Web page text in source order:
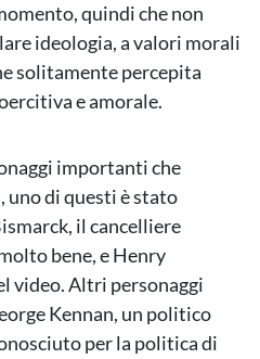
quindi che non
ideologia, a valori morali
solitamente percepita
e amorale.
importanti che
uno di questi è stato
il cancelliere
bene, e Henry
video. Altri personaggi
Kennan, un politico
per la politica di